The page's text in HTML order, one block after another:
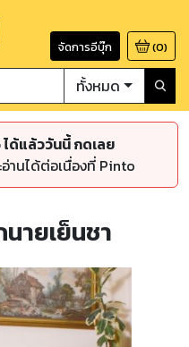
จัดการอีบุ๊ก (0)
ทั้งหมด
ด้แล้ววันนี้ กดเลย
านได้ต่อเนื่องที่ Pinto
ายเย็นชา